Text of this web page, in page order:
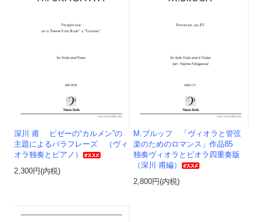
深川 甫 ビゼーの“カルメン”の
主題によるパラフレーズ （ヴィ
オラ独奏とピアノ）
2,300円(内税)
M.ブルッフ 「ヴィオラと管弦
楽のためのロマンス」作品85
独奏ヴィオラとビオラ四重奏版
（深川 甫編）
2,800円(内税)